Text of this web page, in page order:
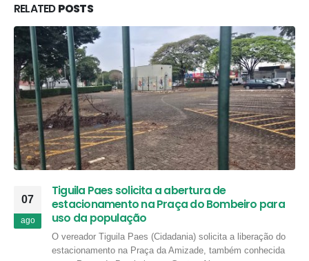
RELATEDPOSTS
07
ago
Tiguila Paes solicita a abertura de
estacionamento na Praça do Bombeiro para
uso da população
O vereador Tiguila Paes (Cidadania) solicita a liberação do
estacionamento na Praça da Amizade, também conhecida